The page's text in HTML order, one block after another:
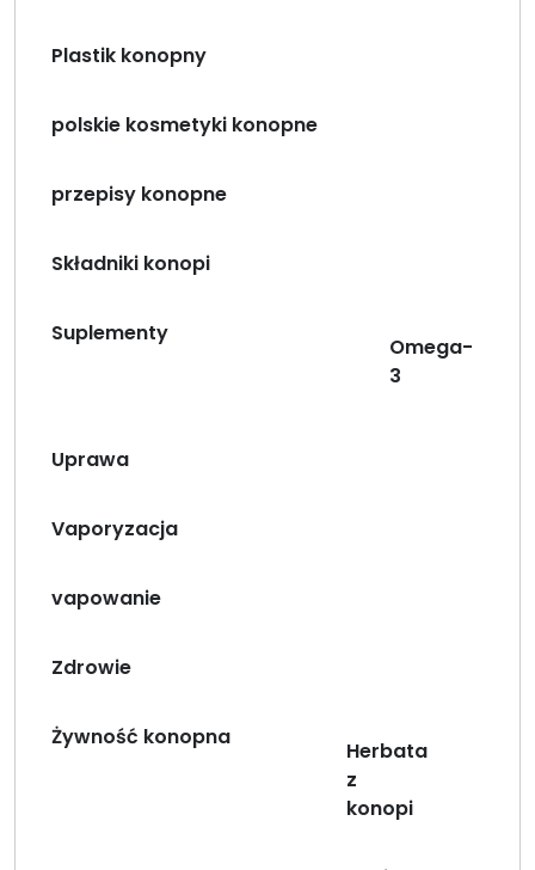
Plastik konopny
polskie kosmetyki konopne
przepisy konopne
Składniki konopi
Suplementy
Omega-
3
Uprawa
Vaporyzacja
vapowanie
Zdrowie
Żywność konopna
Herbata
z
konopi